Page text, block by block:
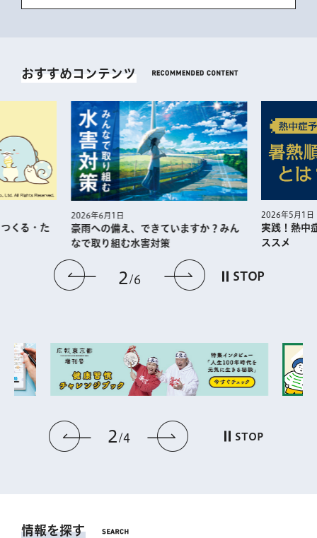
おすすめコンテンツ
前のスライドを表示
2 6 次のスライドを
STOP
くる・た
2026年6月1日
豪雨への備え、できていますか？みん
なで取り組む水害対策
2026年5月1日
実践！熱中
ススメ
前のスライドを表示
2 4 次のスライドを表
STOP
情報を探す